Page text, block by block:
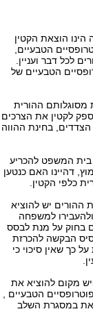
הוצאת הקטין
הטבעיים,
לכל דבר ועניין.
הטבעיים של
ההורית
לקטין את הצרכים
בחינת ההווה
בית המשפט להכריע
דהיינו האם כנטען
כלפי הקטין.
ההורים יש להוציא
למשפחה
בחוק על מנת לבסס
הבקשה להכרזת
כך שאין סיכוי כי
מקום להוציא את
הטבעיים ,
במסגרת השלב